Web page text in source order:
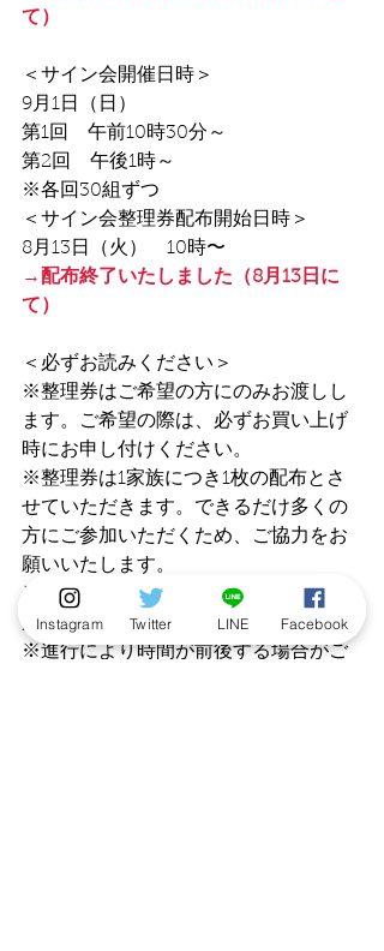
て）
＜サイン会開催日時＞
9月1日（日）
第1回　午前10時30分～
第2回　午後1時～
※各回30組ずつ
＜サイン会整理券配布開始日時＞
8月13日（火）　10時〜
→配布終了いたしました（8月13日に
て）
＜必ずお読みください＞
※整理券はご希望の方にのみお渡しし
ます。ご希望の際は、必ずお買い上げ
時にお申し付けください。
※整理券は1家族につき1枚の配布とさ
せていただきます。できるだけ多くの
方にご参加いただくため、ご協力をお
願いいたします。
※整理券に記載された時間に会場にお
越しください。
※進行により時間が前後する場合がご
Instagram Twitter LINE Facebook